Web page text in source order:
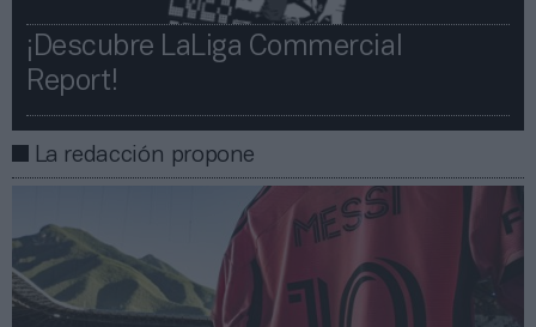
¡Descubre LaLiga Commercial
Report!​​
La redacción propone